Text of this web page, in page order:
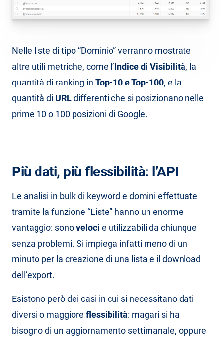
Nelle liste di tipo “Dominio” verranno mostrate
altre utili metriche, come l’Indice di Visibilità, la
quantità di ranking in Top-10 e Top-100, e la
quantità di URLdifferenti che si posizionano nelle
prime 10 o 100 posizioni di Google.
Più dati, più flessibilità: l’API
Le analisi in bulk di keyword e domini effettuate
tramite la funzione “Liste” hanno un enorme
vantaggio: sonoveloci e utilizzabili da chiunque
senza problemi. Si impiega infatti meno di un
minuto per la creazione di una lista e il download
dell’export.
Esistono però dei casi in cui si necessitano dati
diversi o maggiore flessibilità: magari si ha
bisogno di un aggiornamento settimanale, oppure